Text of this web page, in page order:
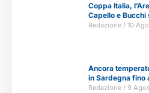
Coppa Italia,
Capello e
Redazione 10
Ancora
in Sardegna fino
Redazione 9